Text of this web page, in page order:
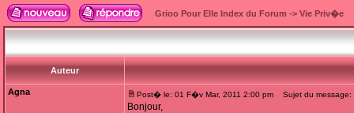
Grioo Pour Elle Index du Forum -> Vie Priv�e
Auteur
Agna Post� le: 01 F�v Mar, 2011 2:00 pm Sujet du message:
Bonjour,